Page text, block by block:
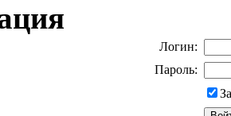
Логин:
Пароль: